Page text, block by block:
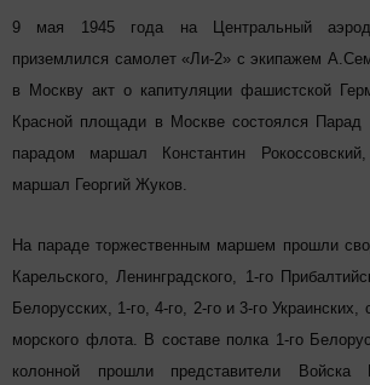
9 мая 1945 года на Центральный
приземлился самолет «Ли-2» с экипажем
в Москву акт о капитуляции фашистской
Красной площади в Москве состоялся
парадом маршал Константин
маршал Георгий Жуков.
На параде торжественным маршем прошли
Карельского, Ленинградского, 1-го
Белорусских, 1-го, 4-го, 2-го и 3-го
морского флота. В составе полка 1-го
колонной прошли представители Войска